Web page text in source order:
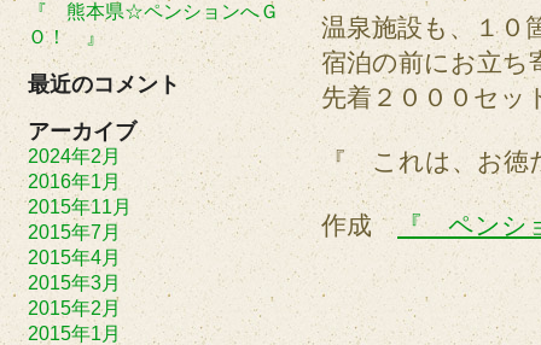
温泉施設も、１０
宿泊の前にお立ち
先着２０００セッ
『 これは、お
作成 『 ペン
『 熊本県☆ペンションへＧ
Ｏ！ 』
最近のコメント
アーカイブ
2024年2月
2016年1月
2015年11月
2015年7月
2015年4月
2015年3月
2015年2月
2015年1月